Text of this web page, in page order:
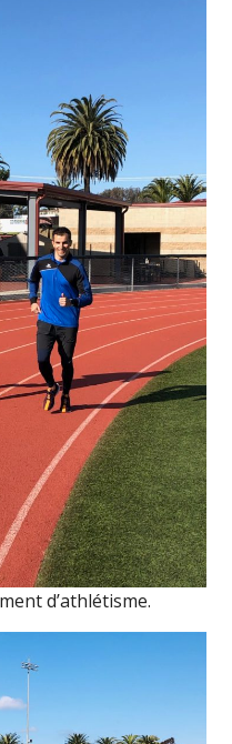
d’athlétisme.